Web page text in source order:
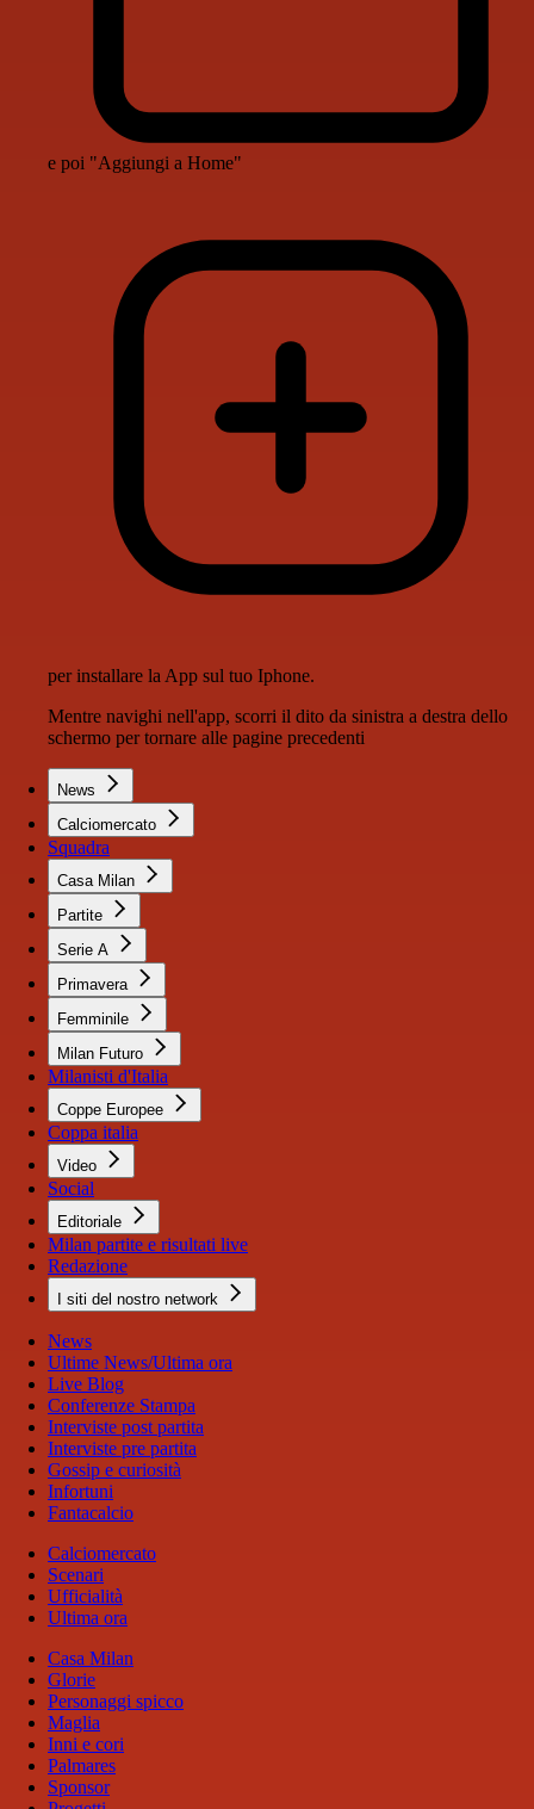
e poi "Aggiungi a Home"
per installare la App sul tuo Iphone.
Mentre navighi nell'app, scorri il dito da sinistra a destra dello
schermo per tornare alle pagine precedenti
News
Calciomercato
Squadra
Casa Milan
Partite
Serie A
Primavera
Femminile
Milan Futuro
Milanisti d'Italia
Coppe Europee
Coppa italia
Video
Social
Editoriale
Milan partite e risultati live
Redazione
I siti del nostro network
News
Ultime News/Ultima ora
Live Blog
Conferenze Stampa
Interviste post partita
Interviste pre partita
Gossip e curiosità
Infortuni
Fantacalcio
Calciomercato
Scenari
Ufficialità
Ultima ora
Casa Milan
Glorie
Personaggi spicco
Maglia
Inni e cori
Palmares
Sponsor